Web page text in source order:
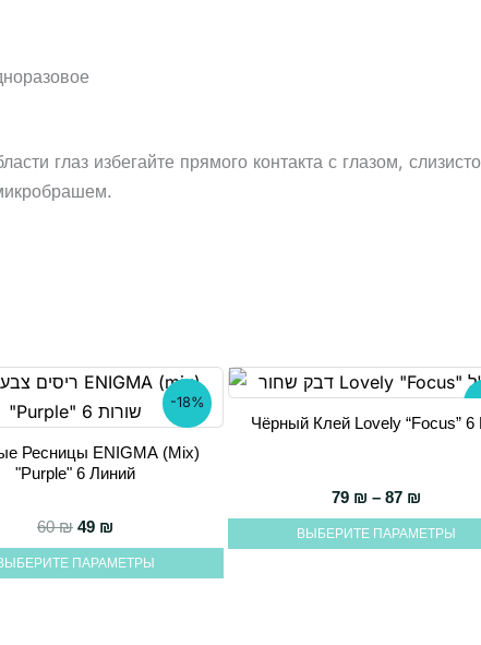
глаз избегайте прямого контакта с глазом,
-18%
Ресницы ENIGMA (mix)
"Purple" 6 Линий
60₪ Первоначальная цена составляла 60 ₪.
49 ₪
ПАРАМЕТРЫ
Чёрный Клей Lovely “Focus”
79 ₪ – 87 ₪
ВЫБЕРИТЕ ПАРАМЕТРЫ
Этот
несколько
вариаций.